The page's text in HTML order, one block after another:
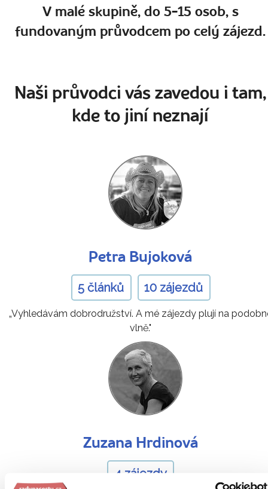
V malé skupině, do 5-15 osob, s
fundovaným průvodcem po celý zájezd.
Naši průvodci vás zavedou i tam,
kde to jiní neznají
Petra Bujoková
5 článků 10 zájezdů
„Vyhledávám dobrodružství. A mé zájezdy plují na
vlně."
Zuzana Hrdinová
4 zájezdy